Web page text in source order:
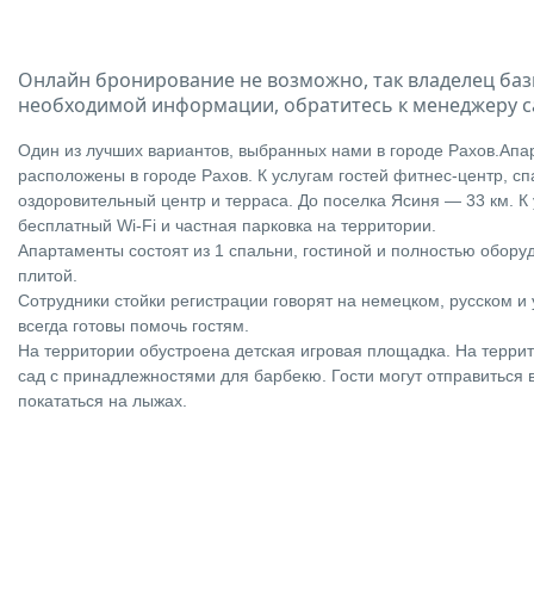
Онлайн бронирование не возможно, так владелец
необходимой информации, обратитесь к менеджеру
Один из лучших вариантов, выбранных нами в городе
расположены в городе Рахов. К услугам гостей фитнес-центр,
оздоровительный центр и терраса. До поселка Ясиня — 33 км. К
бесплатный Wi-Fi и частная парковка на территории.
Апартаменты состоят из 1 спальни, гостиной и полностью
плитой.
Сотрудники стойки регистрации говорят на немецком, русском и
всегда готовы помочь гостям.
На территории обустроена детская игровая площадка. На
сад с принадлежностями для барбекю. Гости могут
покататься на лыжах.